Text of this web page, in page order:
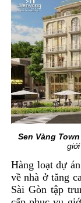
Sen Vàng Town
Hàng loạt dự
về nhà ở tăng
Sài Gòn tập